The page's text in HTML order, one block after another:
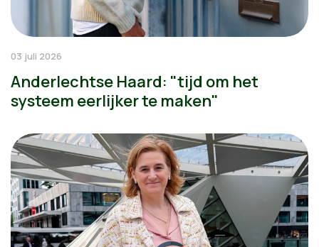
03 juli 2026
Anderlechtse Haard: "tijd om het
systeem eerlijker te maken"